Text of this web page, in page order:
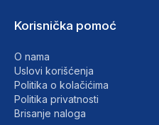
Korisnička pomoć
O nama
Uslovi korišćenja
Politika o kolačićima
Politika privatnosti
Brisanje naloga